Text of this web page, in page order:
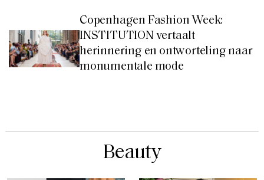
Copenhagen Fashion Week:
INSTITUTION vertaalt
herinnering en ontworteling naar
monumentale mode
Beauty